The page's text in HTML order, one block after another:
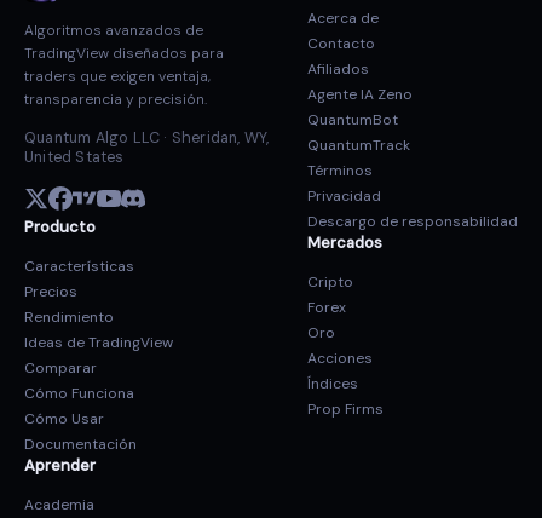
Algoritmos avanzados de
TradingView diseñados para
traders que exigen ventaja,
transparencia y precisión.
Quantum Algo LLC · Sheridan, WY,
United States
Producto
Características
Precios
Rendimiento
Ideas de TradingView
Comparar
Cómo Funciona
Cómo Usar
Documentación
Aprender
Academia
Acerca de
Contacto
Afiliados
Agente IA Zeno
QuantumBot
QuantumTrack
Términos
Privacidad
Descargo de responsabilidad
Mercados
Cripto
Forex
Oro
Acciones
Índices
Prop Firms